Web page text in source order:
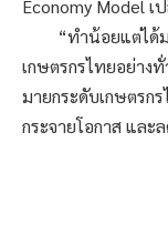
Economy Model เ
“ทำน้อยแต่ได้มา
เกษตรกรไทยอย่าง
มายกระดับเกษตร
กระจายโอกาส แล